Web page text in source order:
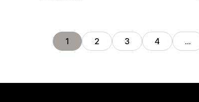
1 2 3 4 …